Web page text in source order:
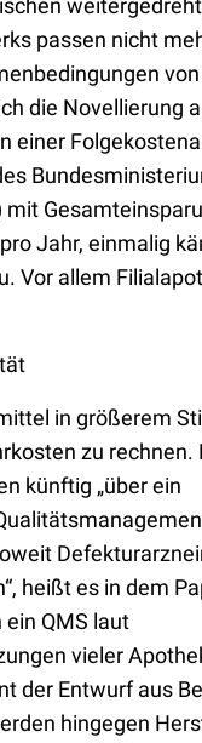
passen nicht
die Novellierung
einer
mit
Jahr, einmalig
Vor allem
in größerem
zu rechnen.
künftig „über ein
heißt es in dem
ein QMS laut
vieler
der Entwurf aus
hingegen